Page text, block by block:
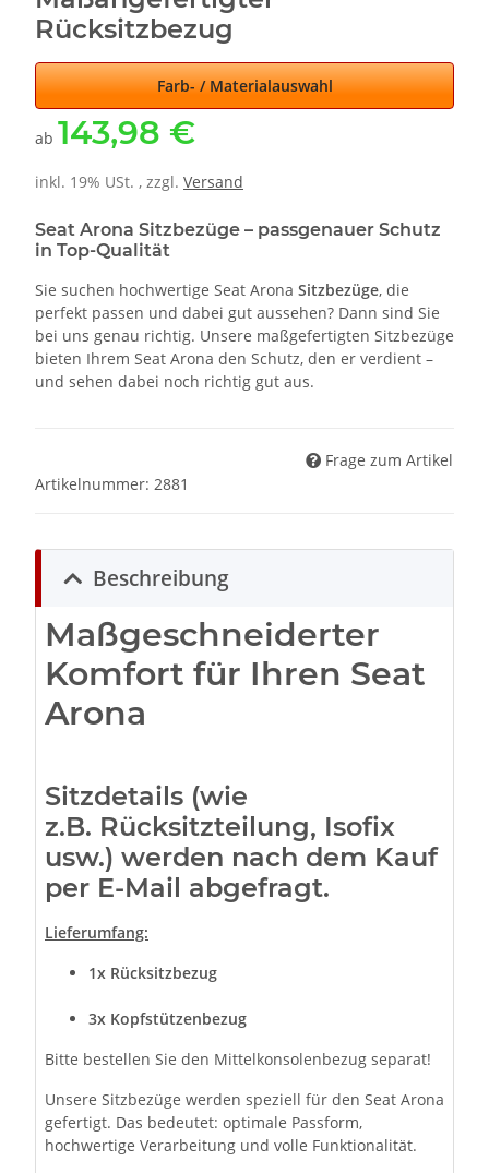
Rücksitzbezug
Farb- / Materialauswahl
ab 143,98 €
inkl. 19% USt. , zzgl. Versand
Seat Arona Sitzbezüge – passgenauer Schutz
in Top-Qualität
Sie suchen hochwertige Seat Arona Sitzbezüge, die
perfekt passen und dabei gut aussehen? Dann sind Sie
bei uns genau richtig. Unsere maßgefertigten Sitzbezüge
bieten Ihrem Seat Arona den Schutz, den er verdient –
und sehen dabei noch richtig gut aus.
Frage zum Artikel
Artikelnummer: 2881
Beschreibung
Maßgeschneiderter
Komfort für Ihren Seat
Arona
Sitzdetails (wie
z.B. Rücksitzteilung, Isofix
usw.) werden nach dem Kauf
per E-Mail abgefragt.
Lieferumfang:
1x Rücksitzbezug
3x Kopfstützenbezug
Bitte bestellen Sie den Mittelkonsolenbezug separat!
Unsere Sitzbezüge werden speziell für den Seat Arona
gefertigt. Das bedeutet: optimale Passform,
hochwertige Verarbeitung und volle Funktionalität.